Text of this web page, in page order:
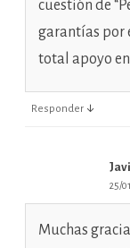
cuestión de
garantías por
total apoyo en
Responder ↓
25/
Muchas